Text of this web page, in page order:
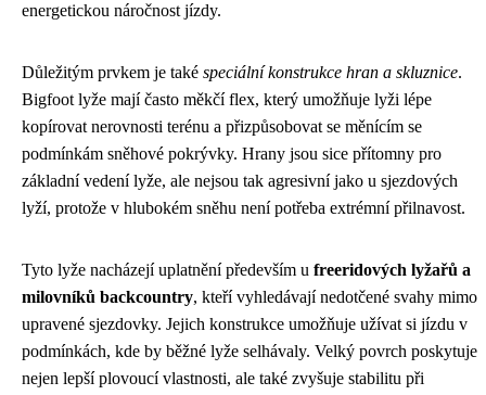
energetickou náročnost jízdy.
Důležitým prvkem je také speciální konstrukce hran a skluznice.
Bigfoot lyže mají často měkčí flex, který umožňuje lyži lépe
kopírovat nerovnosti terénu a přizpůsobovat se měnícím se
podmínkám sněhové pokrývky. Hrany jsou sice přítomny pro
základní vedení lyže, ale nejsou tak agresivní jako u sjezdových
lyží, protože v hlubokém sněhu není potřeba extrémní přilnavost.
Tyto lyže nacházejí uplatnění především u freeridových lyžařů a
milovníků backcountry, kteří vyhledávají nedotčené svahy mimo
upravené sjezdovky. Jejich konstrukce umožňuje užívat si jízdu v
podmínkách, kde by běžné lyže selhávaly. Velký povrch poskytuje
nejen lepší plovoucí vlastnosti, ale také zvyšuje stabilitu při